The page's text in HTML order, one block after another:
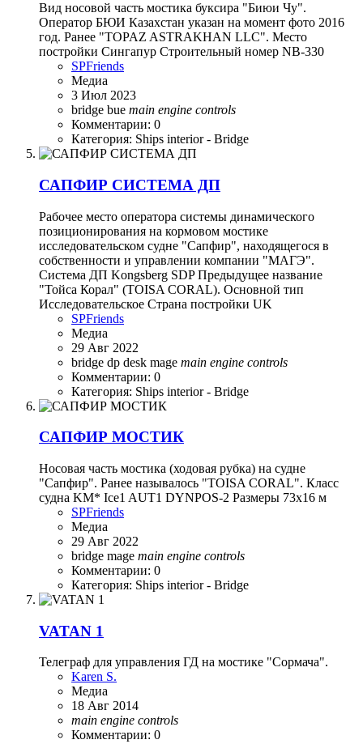
Вид носовой часть мостика буксира "Биюи Чу".
Оператор БЮИ Казахстан указан на момент фото 2016
год. Ранее "TOPAZ ASTRAKHAN LLC". Место
постройки Сингапур Строительный номер NB-330
SPFriends
Медиа
3 Июл 2023
bridge bue main engine controls
Комментарии: 0
Категория: Ships interior - Bridge
САПФИР СИСТЕМА ДП
Рабочее место оператора системы динамического
позиционирования на кормовом мостике
исследовательском судне "Сапфир", находящегося в
собственности и управлении компании "МАГЭ".
Система ДП Kongsberg SDP Предыдущее название
"Тойса Корал" (TOISA CORAL). Основной тип
Исследовательское Страна постройки UK
SPFriends
Медиа
29 Авг 2022
bridge dp desk mage main engine controls
Комментарии: 0
Категория: Ships interior - Bridge
САПФИР МОСТИК
Носовая часть мостика (ходовая рубка) на судне
"Сапфир". Ранее называлось "TOISA CORAL". Класс
судна KM* Ice1 AUT1 DYNPOS-2 Размеры 73x16 м
SPFriends
Медиа
29 Авг 2022
bridge mage main engine controls
Комментарии: 0
Категория: Ships interior - Bridge
VATAN 1
Телеграф для управления ГД на мостике "Сормача".
Karen S.
Медиа
18 Авг 2014
main engine controls
Комментарии: 0